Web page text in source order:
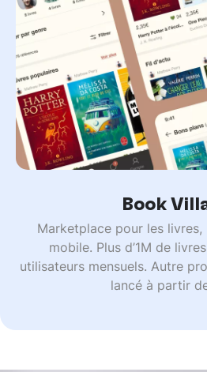
Book
Marketplace pour les
mobile. Plus d’1M de
utilisateurs mensuels. Autre
lancé à partir